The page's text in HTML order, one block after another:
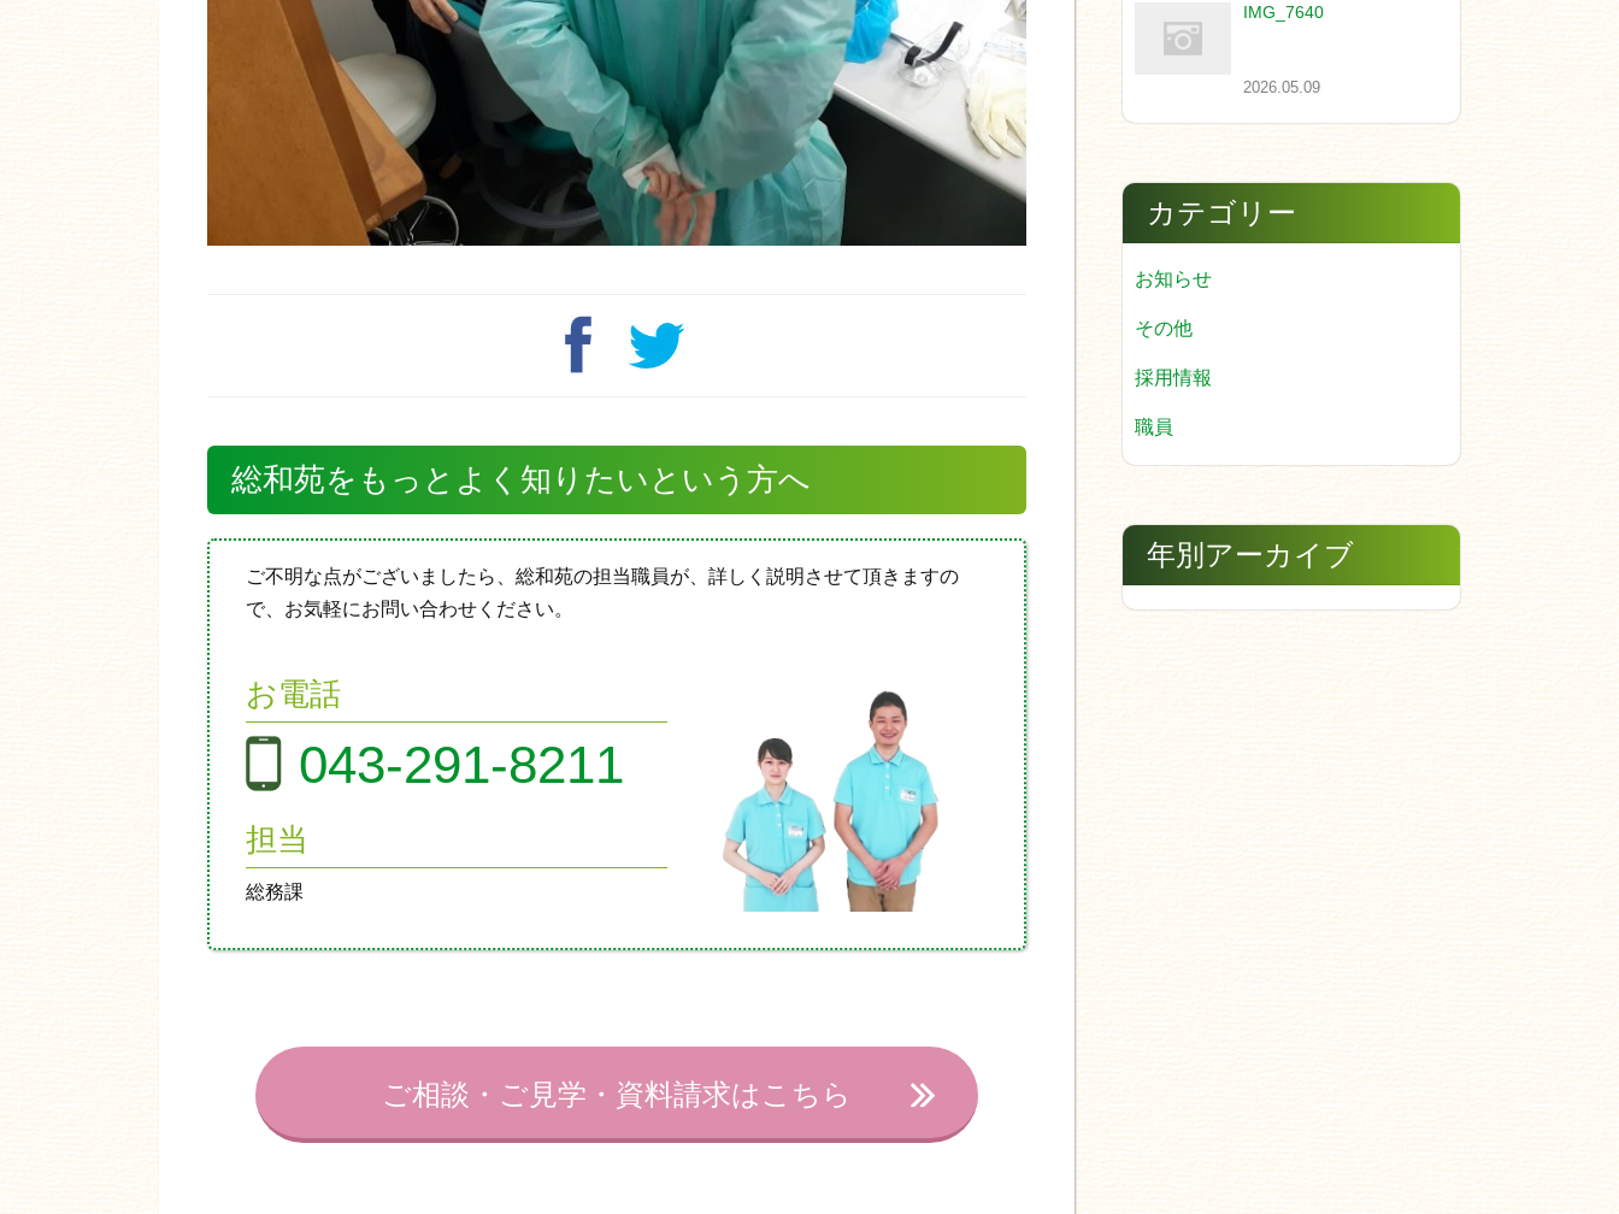
総和苑をもっとよく知りたいという方へ
ご不明な点がございましたら、総和苑の担当職員が、詳しく説明させて頂きますの
で、お気軽にお問い合わせください。
お電話
043-291-8211
担当
総務課
ご相談・ご見学・資料請求はこちら
IMG_7640
2026.05.09
カテゴリー
お知らせ
その他
採用情報
職員
年別アーカイブ